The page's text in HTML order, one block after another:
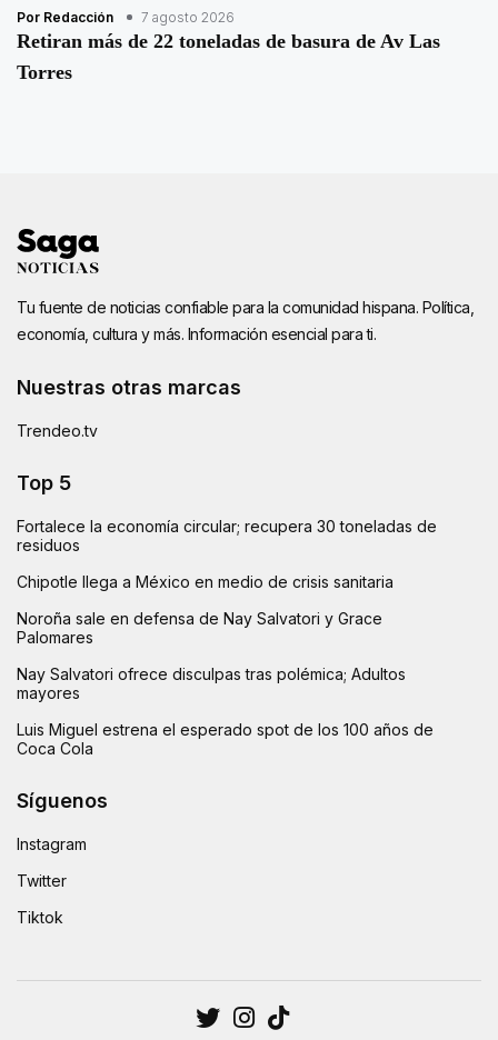
Por Redacción 7 agosto 2026
Retiran más de 22 toneladas de basura de Av Las
Torres
Tu fuente de noticias confiable para la comunidad hispana. Política,
economía, cultura y más. Información esencial para ti.
Nuestras otras marcas
Trendeo.tv
Top 5
Fortalece la economía circular; recupera 30 toneladas de
residuos
Chipotle llega a México en medio de crisis sanitaria
Noroña sale en defensa de Nay Salvatori y Grace
Palomares
Nay Salvatori ofrece disculpas tras polémica; Adultos
mayores
Luis Miguel estrena el esperado spot de los 100 años de
Coca Cola
Síguenos
Instagram
Twitter
Tiktok